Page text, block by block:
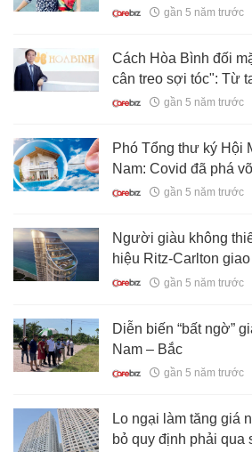
sắm cho mình căn
gần 5 năm trước
Cách Hòa Bình đối
cân treo sợi tóc": Từ
nguy cơ vỡ hầm khi
cơ
gần 5 năm trước
Phó Tổng thư ký Hội
Nam: Covid đã phá
sóng” hái ra tiền
gần 5 năm trước
Người giàu không
hiệu Ritz-Carlton
ngất ngưởng bất chấp
gần 5 năm trước
Diễn biến “bất ngờ”
Nam – Bắc
gần 5 năm trước
Lo ngại làm tăng giá
bỏ quy định phải qua